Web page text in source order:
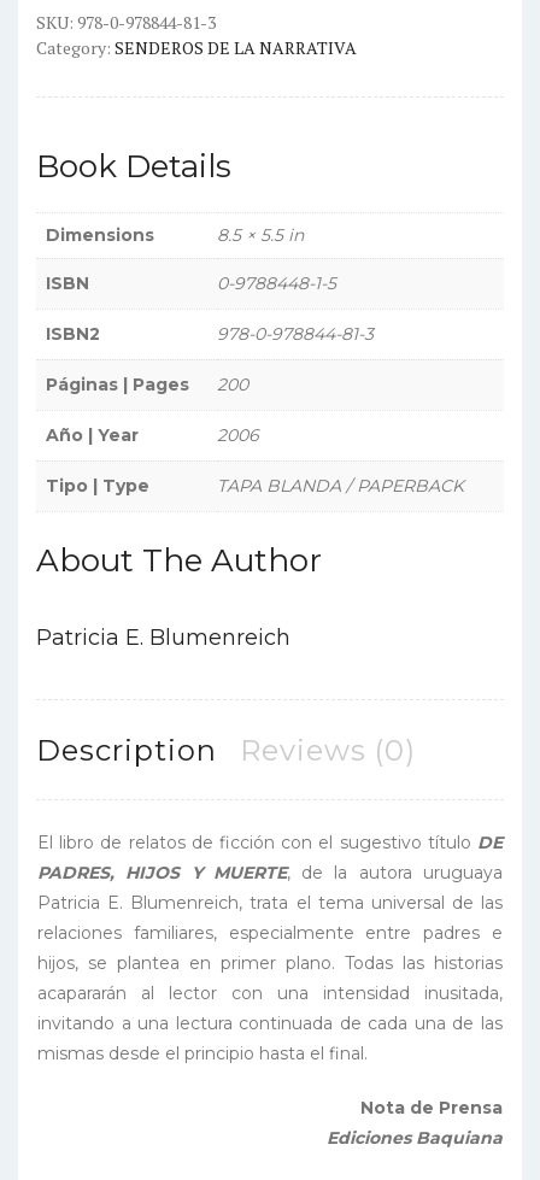
SKU: 978-0-978844-81-3
Category: SENDEROS DE LA NARRATIVA
Book Details
Dimensions 8.5 × 5.5 in
ISBN 0-9788448-1-5
ISBN2 978-0-978844-81-3
Páginas | Pages 200
Año | Year 2006
Tipo | Type TAPA BLANDA / PAPERBACK
About The Author
Patricia E. Blumenreich
Description Reviews (0)
El libro de relatos de ficción con el sugestivo título DE
PADRES, HIJOS Y MUERTE, de la autora uruguaya
Patricia E. Blumenreich, trata el tema universal de las
relaciones familiares, especialmente entre padres e
hijos, se plantea en primer plano. Todas las historias
acapararán al lector con una intensidad inusitada,
invitando a una lectura continuada de cada una de las
mismas desde el principio hasta el final.
Nota de Prensa
Ediciones Baquiana